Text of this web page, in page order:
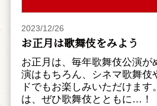
2023/12/26
お正月は歌舞伎をみよう
お正月は、毎年歌舞伎公演が
演はもちろん、シネマ歌舞伎
ドでもお楽しみいただけます
は、ぜひ歌舞伎とともに…！